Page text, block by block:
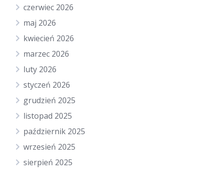
czerwiec 2026
maj 2026
kwiecień 2026
marzec 2026
luty 2026
styczeń 2026
grudzień 2025
listopad 2025
październik 2025
wrzesień 2025
sierpień 2025